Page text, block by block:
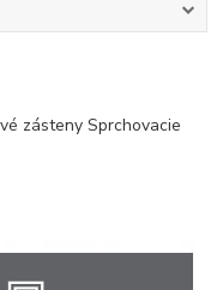
zásteny Sprchovacie